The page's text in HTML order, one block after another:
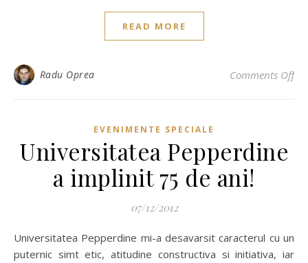
READ MORE
Radu Oprea Comments Offon
EVENIMENTE SPECIALE
Universitatea Pepperdine
a implinit 75 de ani!
07/12/2012
Universitatea Pepperdine mi-a desavarsit caracterul cu un
puternic simt etic, atitudine constructiva si initiativa, iar